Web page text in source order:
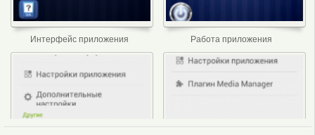
Интерфейс приложения Работа приложения